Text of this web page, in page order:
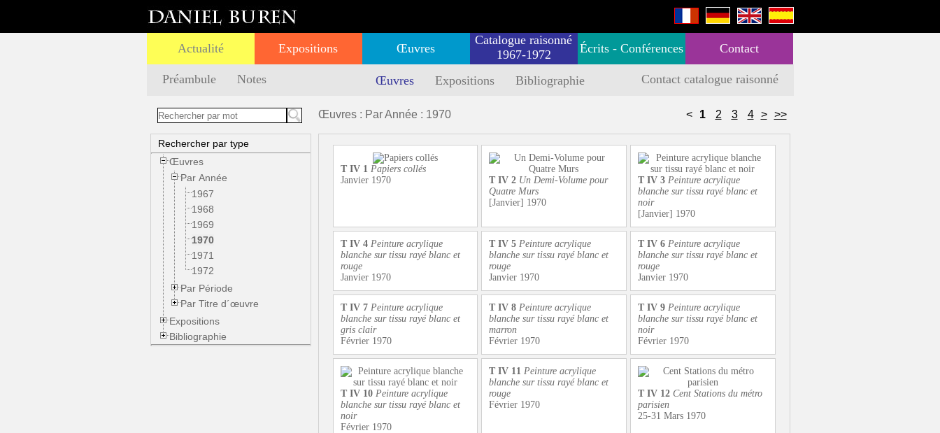
Actualité Expositions Œuvres
Catalogue raisonné
1967-1972
Écrits - Conférences Contact
Préambule Notes Œuvres Expositions Bibliographie Contact catalogue raisonné
Rechercher par type
Œuvres
Par Année
1967
1968
1969
1970
1971
1972
Par Période
Par Titre d´œuvre
Expositions
Bibliographie
Œuvres : Par Année : 1970 < 1 2 3 4 > >>
T IV 1 Papiers collés
Janvier 1970
T IV 2 Un Demi-Volume pour
Quatre Murs
[Janvier] 1970
T IV 3 Peinture acrylique
blanche sur tissu rayé blanc et
noir
[Janvier] 1970
T IV 4 Peinture acrylique
blanche sur tissu rayé blanc et
rouge
Janvier 1970
T IV 5 Peinture acrylique
blanche sur tissu rayé blanc et
rouge
Janvier 1970
T IV 6 Peinture acrylique
blanche sur tissu rayé blanc et
rouge
Janvier 1970
T IV 7 Peinture acrylique
blanche sur tissu rayé blanc et
gris clair
Février 1970
T IV 8 Peinture acrylique
blanche sur tissu rayé blanc et
marron
Février 1970
T IV 9 Peinture acrylique
blanche sur tissu rayé blanc et
noir
Février 1970
T IV 10 Peinture acrylique
blanche sur tissu rayé blanc et
noir
Février 1970
T IV 11 Peinture acrylique
blanche sur tissu rayé blanc et
rouge
Février 1970
T IV 12 Cent Stations du métro
parisien
25-31 Mars 1970